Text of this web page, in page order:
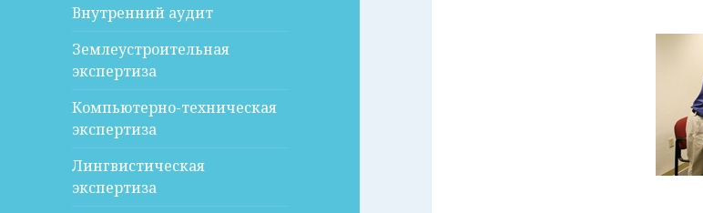
Внутренний аудит
Землеустроительная
экспертиза
Компьютерно-техническая
экспертиза
Лингвистическая
экспертиза